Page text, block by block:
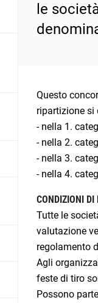
le
Questo
ripartizione si
- nella 1.
- nella 2.
- nella 3.
- nella 4.
CONDIZIONI DI
Tutte le
valutazione
regolamento
Agli
feste di tiro
Possono